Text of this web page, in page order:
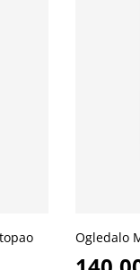
Ogledalo